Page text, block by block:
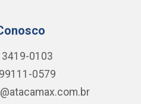
3419-0103
0579